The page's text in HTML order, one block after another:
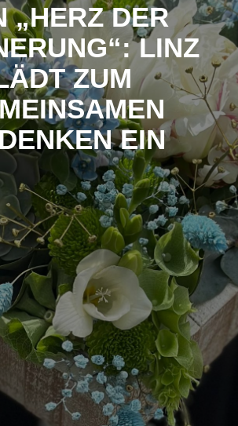
„HERZ DER
LINZ
ZUM
EIN